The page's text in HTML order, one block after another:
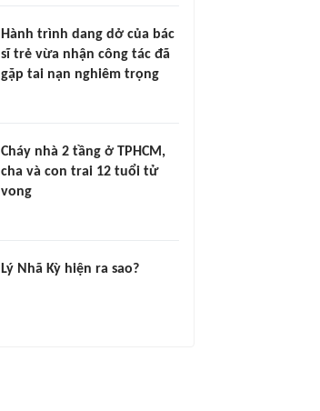
Hành trình dang dở của bác
sĩ trẻ vừa nhận công tác đã
gặp tai nạn nghiêm trọng
Cháy nhà 2 tầng ở TPHCM,
cha và con trai 12 tuổi tử
vong
Lý Nhã Kỳ hiện ra sao?